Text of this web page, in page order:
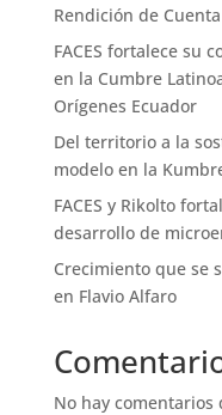
Rendición de
FACES fortalece su
en la Cumbre
Orígenes Ecuador
Del territorio a la
modelo en la
FACES y Rikolto
desarrollo de
Crecimiento que se
en Flavio Alfaro
No hay comentarios